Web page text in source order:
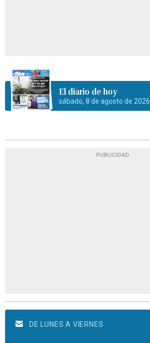
El diario de hoy
sábado, 8 de agosto de 2026
PUBLICIDAD
DE LUNES A VIERNES